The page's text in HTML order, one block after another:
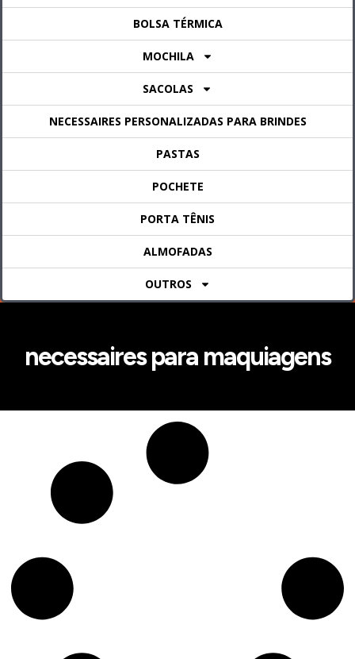
BOLSA TÉRMICA
MOCHILA
SACOLAS
NECESSAIRES PERSONALIZADAS PARA BRINDES
PASTAS
POCHETE
PORTA TÊNIS
ALMOFADAS
OUTROS
necessaires para maquiagens